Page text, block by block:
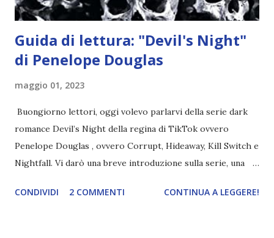
Guida di lettura: "Devil's Night"
di Penelope Douglas
maggio 01, 2023
Buongiorno lettori, oggi volevo parlarvi della serie dark
romance Devil’s Night della regina di TikTok ovvero
Penelope Douglas , ovvero Corrupt, Hideaway, Kill Switch e
Nightfall. Vi darò una breve introduzione sulla serie, una
e anche un breve commento sui libri singoli. I libri sono in
CONDIVIDI 2 COMMENTI CONTINUA A LEGGERE!